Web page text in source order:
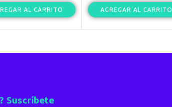
AL CARRITO AGREGAR AL CARRITO
Suscríbete